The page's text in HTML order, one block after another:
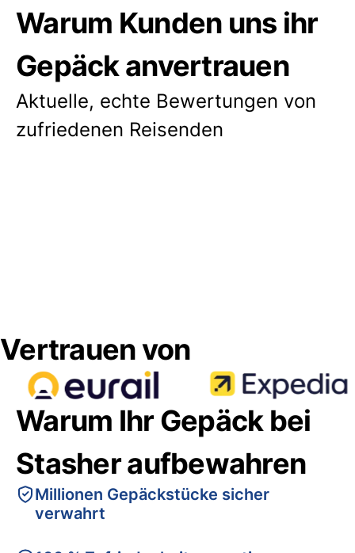
Warum Kunden uns ihr
Gepäck anvertrauen
Aktuelle, echte Bewertungen von
zufriedenen Reisenden
Vertrauen von
Warum Ihr Gepäck bei
Stasher aufbewahren
Millionen Gepäckstücke sicher
verwahrt